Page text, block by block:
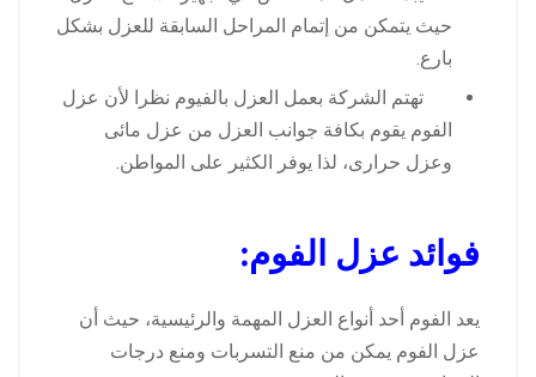
حيث يتمكن من إتمام المراحل السابقة للعزل بشكل
بارع.
تهتم الشركة بعمل العزل بالفيوم نظرا لأن عزل
الفوم يقوم بكافة جوانب العزل من عزل مائى
وعزل حرارى، لذا يوفر الكثير على المواطن.
فوائد عزل الفوم:
يعد الفوم أحد أنواع العزل المهمة والرئيسية، حيث أن
عزل الفوم يمكن من منع التسربات ومنع درجات